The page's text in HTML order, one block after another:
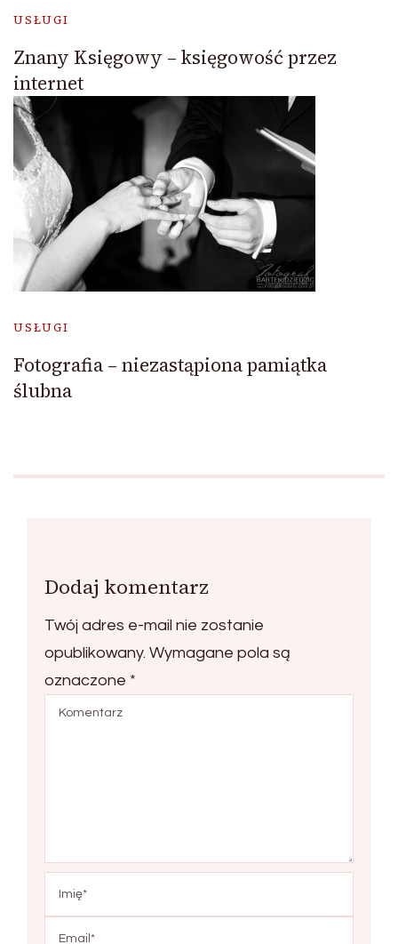
USŁUGI
Znany Księgowy – księgowość przez
internet
USŁUGI
Fotografia – niezastąpiona pamiątka
ślubna
Dodaj komentarz
Twój adres e-mail nie zostanie
opublikowany. Wymagane pola są
oznaczone *